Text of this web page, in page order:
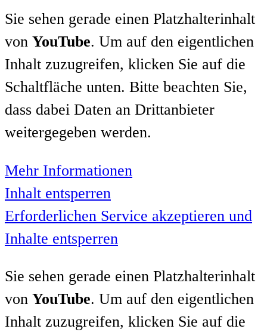
Sie sehen gerade einen Platzhalterinhalt
von YouTube. Um auf den eigentlichen
Inhalt zuzugreifen, klicken Sie auf die
Schaltfläche unten. Bitte beachten Sie,
dass dabei Daten an Drittanbieter
weitergegeben werden.
Mehr Informationen
Inhalt entsperren
Erforderlichen Service akzeptieren und
Inhalte entsperren
Sie sehen gerade einen Platzhalterinhalt
von YouTube. Um auf den eigentlichen
Inhalt zuzugreifen, klicken Sie auf die